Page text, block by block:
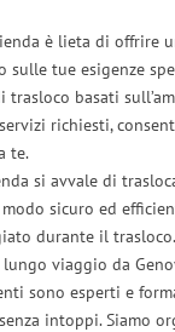
è lieta di offrire
sulle tue esigenze
basati
richiesti,
te.
si avvale di
sicuro ed
durante il
viaggio da
sono esperti e
intoppi. Siamo